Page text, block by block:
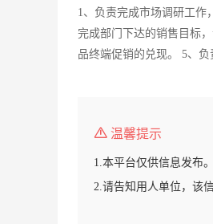
1、负责完成市场调研工作
完成部门下达的销售目标
品终端促销的兑现。 5、
温馨提示
1.本平台仅供信息发布。
2.请告知用人单位，该